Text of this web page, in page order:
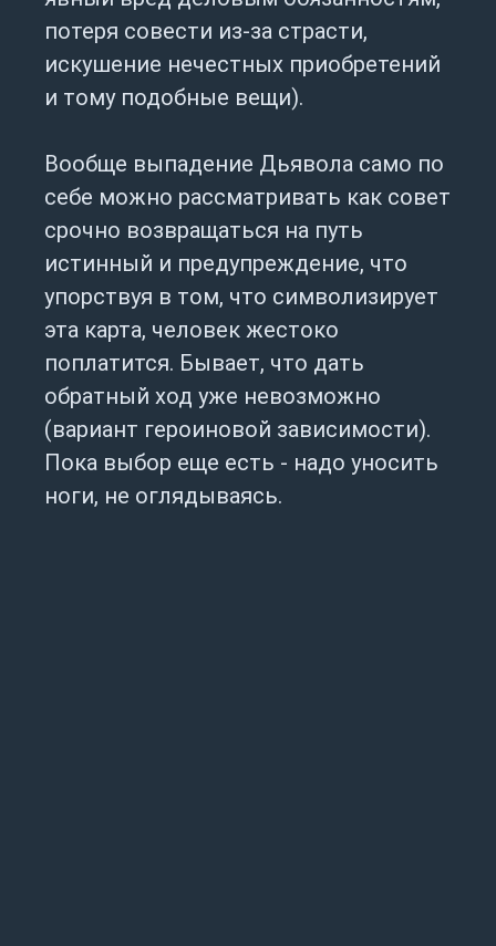
потеря совести из-за страсти,
искушение нечестных приобретений
и тому подобные вещи).
Вообще выпадение Дьявола само по
себе можно рассматривать как совет
срочно возвращаться на путь
истинный и предупреждение, что
упорствуя в том, что символизирует
эта карта, человек жестоко
поплатится. Бывает, что дать
обратный ход уже невозможно
(вариант героиновой зависимости).
Пока выбор еще есть - надо уносить
ноги, не оглядываясь.